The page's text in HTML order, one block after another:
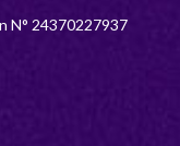
N° 24370227937